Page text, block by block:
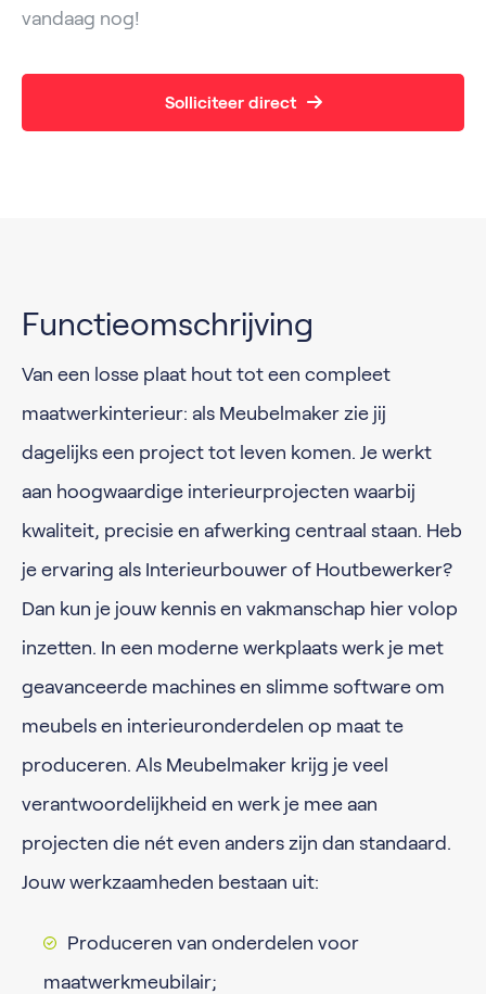
vandaag nog!
Solliciteer direct
Functieomschrijving
Van een losse plaat hout tot een compleet
maatwerkinterieur: als Meubelmaker zie jij
dagelijks een project tot leven komen. Je werkt
aan hoogwaardige interieurprojecten waarbij
kwaliteit, precisie en afwerking centraal staan. Heb
je ervaring als Interieurbouwer of Houtbewerker?
Dan kun je jouw kennis en vakmanschap hier volop
inzetten. In een moderne werkplaats werk je met
geavanceerde machines en slimme software om
meubels en interieuronderdelen op maat te
produceren. Als Meubelmaker krijg je veel
verantwoordelijkheid en werk je mee aan
projecten die nét even anders zijn dan standaard.
Jouw werkzaamheden bestaan uit:
Produceren van onderdelen voor
maatwerkmeubilair;